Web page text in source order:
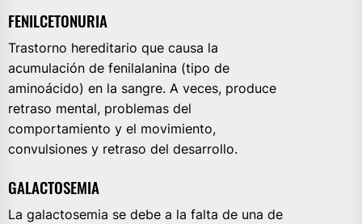
FENILCETONURIA
Trastorno hereditario que causa la
acumulación de fenilalanina (tipo de
aminoácido) en la sangre. A veces, produce
retraso mental, problemas del
comportamiento y el movimiento,
convulsiones y retraso del desarrollo.
GALACTOSEMIA
La galactosemia se debe a la falta de una de